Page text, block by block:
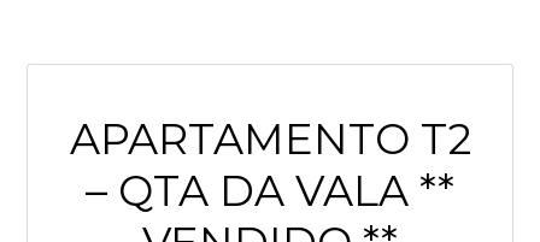
APARTAMENTO T2
– QTA DA VALA **